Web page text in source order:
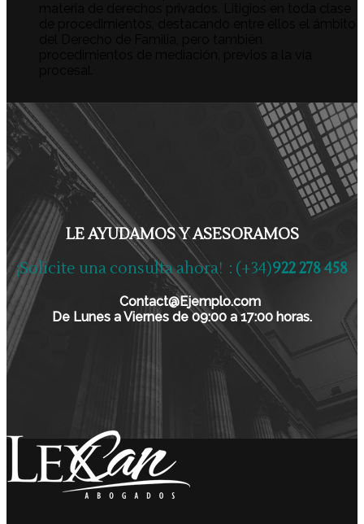
LE AYUDAMOS Y ASESORAMOS
¡Solicite una consulta ahora! : (+34)922 278 458
Contact@Ejemplo.com
De Lunes a Viernes de 09:00 a 17:00 horas.